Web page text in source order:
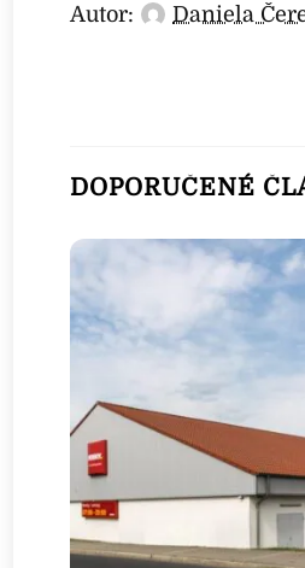
Autor: Daniela
DOPORUČENÉ